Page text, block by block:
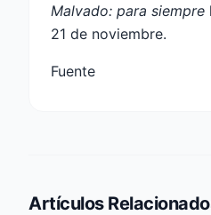
Malvado: para siempre
21 de noviembre.
Fuente
Artículos